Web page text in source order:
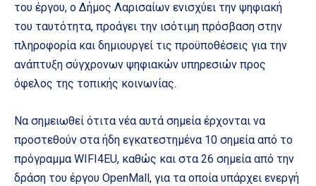
του έργου, ο Δήμος Λαρισαίων ενισχύει την ψηφιακή
του ταυτότητα, προάγει την ισότιμη πρόσβαση στην
πληροφορία και δημιουργεί τις προϋποθέσεις για την
ανάπτυξη σύγχρονων ψηφιακών υπηρεσιών προς
όφελος της τοπικής κοινωνίας.
Να σημειωθεί ότιτα νέα αυτά σημεία έρχονται να
προστεθούν στα ήδη εγκατεστημένα 10 σημεία από το
πρόγραμμα WIFI4EU, καθώς και στα 26 σημεία από την
δράση του έργου OpenMall, για τα οποία υπάρχει ενεργή